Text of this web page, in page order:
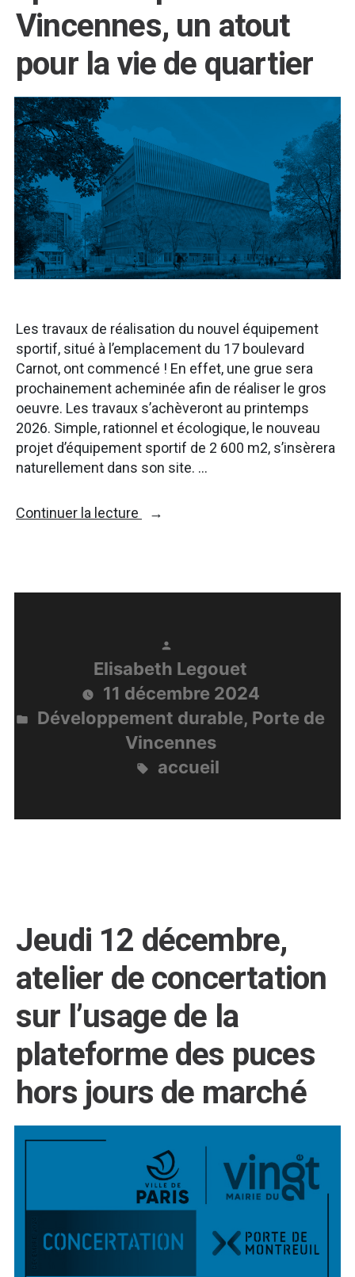
Vincennes, un atout
pour la vie de quartier
Les travaux de réalisation du nouvel équipement
sportif, situé à l’emplacement du 17 boulevard
Carnot, ont commencé ! En effet, une grue sera
prochainement acheminée afin de réaliser le gros
oeuvre. Les travaux s’achèveront au printemps
2026. Simple, rationnel et écologique, le nouveau
projet d’équipement sportif de 2 600 m2, s’insèrera
naturellement dans son site. …
Continuer la lecture
« Le
de
Vincennes,
un
atout
pour
vie
de
Publié
par
Elisabeth Legouet
11 décembre 2024
Développement durable, Porte de
Vincennes
accueil
Jeudi 12 décembre,
atelier de concertation
sur l’usage de la
plateforme des puces
hors jours de marché